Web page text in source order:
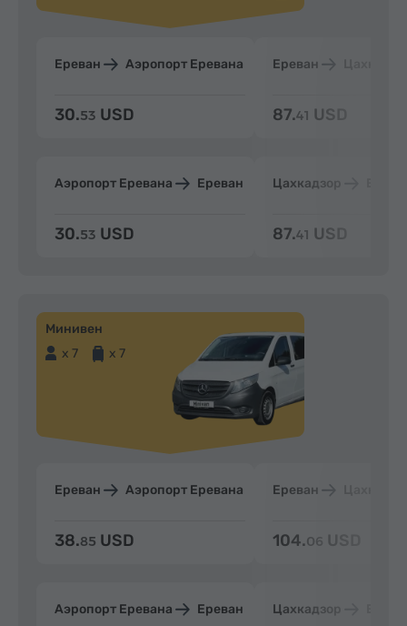
Ереван Аэропорт Еревана
30.53 USD
Аэропорт Еревана Ереван
30.53 USD
Ереван
87.41 USD
Цахкадзор
87.41 USD
Минивен
x 7
x 7
Ереван Аэропорт Еревана
38.85 USD
Аэропорт Еревана Ереван
Ереван
104.06 USD
Цахкадзор